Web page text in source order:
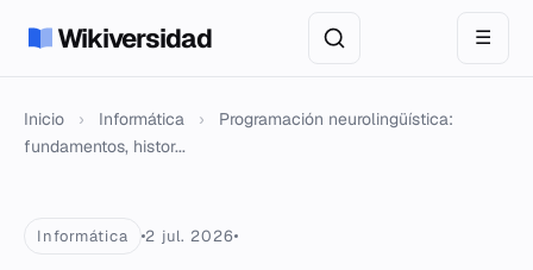
Wikiversidad ☰
Inicio › Informática ›
Programación neurolingüística:
fundamentos, histor...
Informática 2 jul. 2026